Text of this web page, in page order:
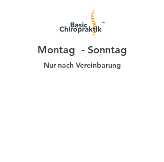
Montag - Sonntag
Nur nach Vereinbarung